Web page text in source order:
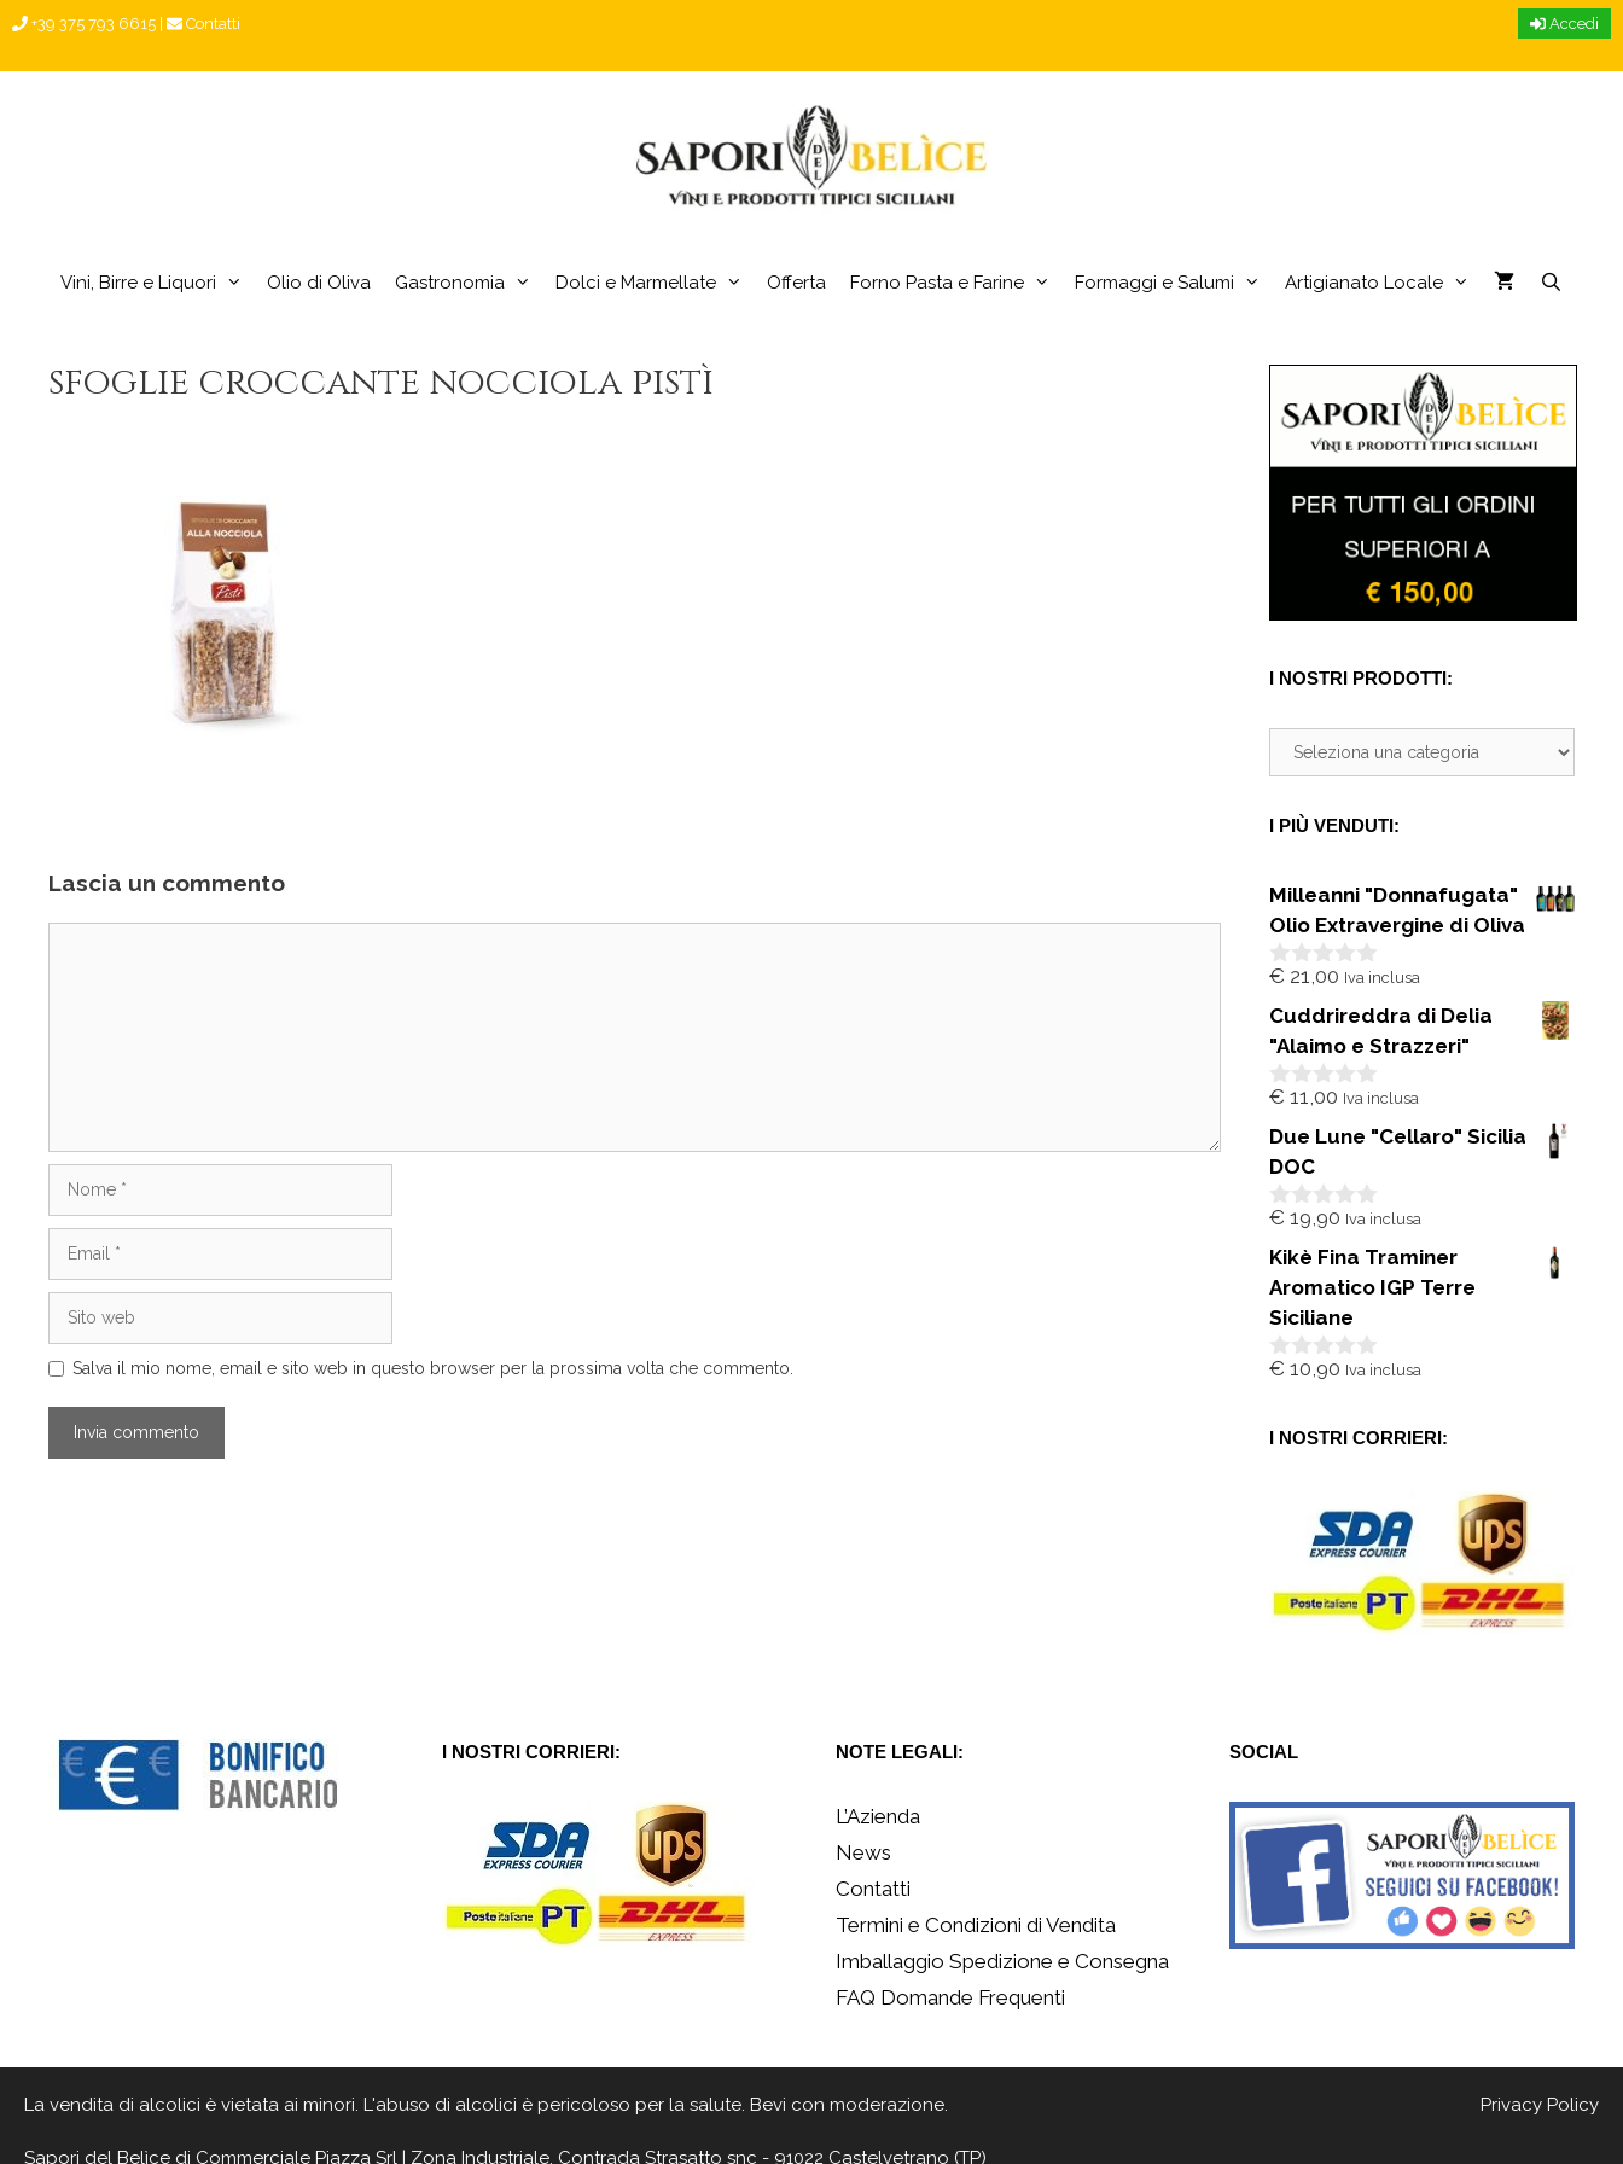
Accedi
+39 375 793 6615 Contatti
Vini, Birre e Liquori Olio di Oliva Gastronomia Dolci e Marmellate Offerta Forno Pasta e Farine Formaggi e Salumi Artigianato Locale
sfoglie croccante nocciola pistì
Lascia un commento
web
Salva il mio nome, email e sito web in questo browser per la prossima volta che commento.
I NOSTRI PRODOTTI:
I PIÙ VENDUTI:
Milleanni "Donnafugata"
Olio Extravergine di Oliva
0
u
5
€ 21,00 Iva inclusa
Cuddrireddra di Delia
"Alaimo e Strazzeri"
0
u
5
€ 11,00 Iva inclusa
Due Lune "Cellaro" Sicilia
DOC
0
u
5
€ 19,90 Iva inclusa
Kikè Fina Traminer
Aromatico IGP Terre
Siciliane
0
5
€ 10,90 Iva inclusa
I NOSTRI CORRIERI:
I NOSTRI CORRIERI: NOTE LEGALI:
L’Azienda
News
Contatti
Termini e Condizioni di Vendita
Imballaggio Spedizione e Consegna
FAQ Domande Frequenti
SOCIAL
Privacy Policy
La vendita di alcolici è vietata ai minori. L'abuso di alcolici è pericoloso per la salute. Bevi con moderazione.
Sapori del Belìce di Commerciale Piazza Srl | Zona Industriale, Contrada Strasatto snc - 91022 Castelvetrano (TP)